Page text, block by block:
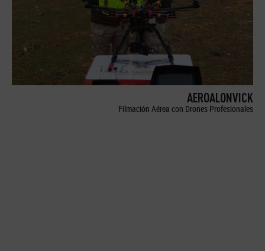
AEROALONVICK
Filmación Aérea con Drones Profesionales